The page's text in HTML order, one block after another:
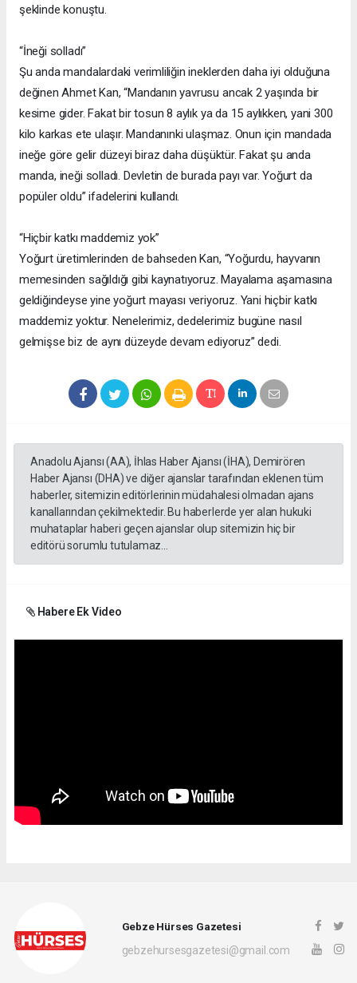
şeklinde konuştu.
“İneği solladı”
Şu anda mandalardaki verimliliğin ineklerden daha iyi olduğuna
değinen Ahmet Kan, “Mandanın yavrusu ancak 2 yaşında bir
kesime gider. Fakat bir tosun 8 aylık ya da 15 aylıkken, yani 300
kilo karkas ete ulaşır. Mandanınki ulaşmaz. Onun için mandada
ineğe göre gelir düzeyi biraz daha düşüktür. Fakat şu anda
manda, ineği solladı. Devletin de burada payı var. Yoğurt da
popüler oldu” ifadelerini kullandı.
“Hiçbir katkı maddemiz yok”
Yoğurt üretimlerinden de bahseden Kan, “Yoğurdu, hayvanın
memesinden sağıldığı gibi kaynatıyoruz. Mayalama aşamasına
geldiğindeyse yine yoğurt mayası veriyoruz. Yani hiçbir katkı
maddemiz yoktur. Nenelerimiz, dedelerimiz bugüne nasıl
gelmişse biz de aynı düzeyde devam ediyoruz” dedi.
Anadolu Ajansı (AA), İhlas Haber Ajansı (İHA), Demirören
Haber Ajansı (DHA) ve diğer ajanslar tarafından eklenen tüm
haberler, sitemizin editörlerinin müdahalesi olmadan ajans
kanallarından çekilmektedir. Bu haberlerde yer alan hukuki
muhataplar haberi geçen ajanslar olup sitemizin hiç bir
editörü sorumlu tutulamaz...
Habere Ek Video
Gebze Hürses Gazetesi
gebzehursesgazetesi@gmail.com